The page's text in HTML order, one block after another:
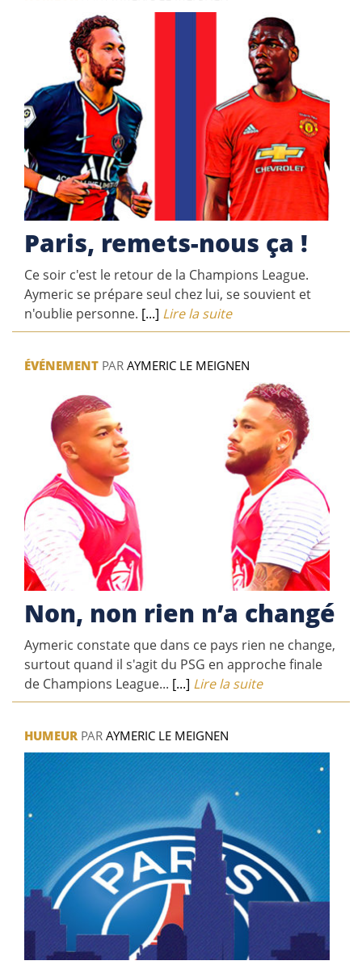
Paris, remets-nous ça !
Ce soir c'est le retour de la Champions League.
Aymeric se prépare seul chez lui, se souvient et
n'oublie personne. [...] Lire la suite
ÉVÉNEMENT PAR AYMERIC LE MEIGNEN
Non, non rien n’a changé
Aymeric constate que dans ce pays rien ne change,
surtout quand il s'agit du PSG en approche finale
de Champions League... [...] Lire la suite
HUMEUR PAR AYMERIC LE MEIGNEN